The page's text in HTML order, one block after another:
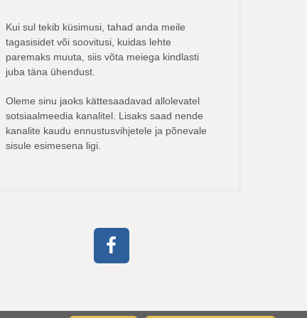
Kui sul tekib küsimusi, tahad anda meile
tagasisidet või soovitusi, kuidas lehte
paremaks muuta, siis võta meiega kindlasti
juba täna ühendust.
Oleme sinu jaoks kättesaadavad allolevatel
sotsiaalmeedia kanalitel. Lisaks saad nende
kanalite kaudu ennustusvihjetele ja põnevale
sisule esimesena ligi.